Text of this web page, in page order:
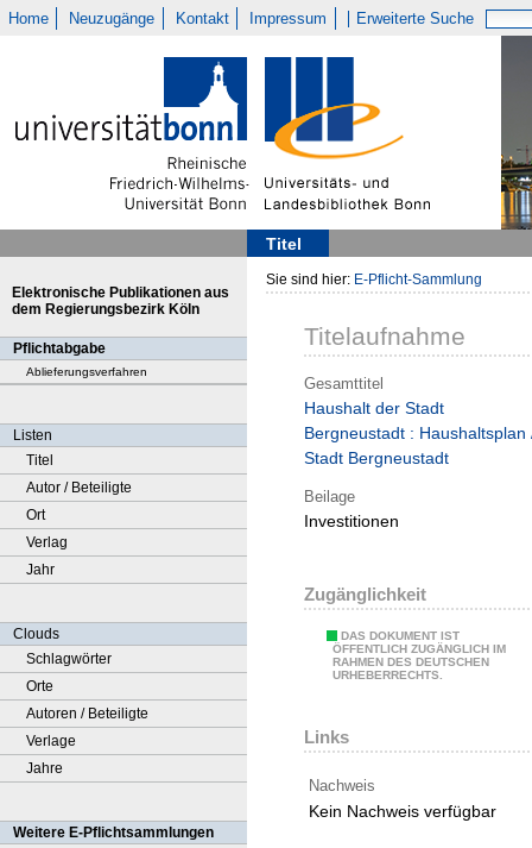
Home Neuzugänge Kontakt Impressum Erweiterte Suche
Titel
Elektronische Publikationen aus
dem Regierungsbezirk Köln
Pflichtabgabe
Ablieferungsverfahren
Listen
Titel
Autor / Beteiligte
Ort
Verlag
Jahr
Clouds
Schlagwörter
Orte
Autoren / Beteiligte
Verlage
Jahre
Weitere E-Pflichtsammlungen
Sie sind hier: E-Pflicht-Sammlung
Titelaufnahme
Gesamttitel
Haushalt der Stadt
Bergneustadt : Haushaltsplan
Stadt Bergneustadt
Beilage
Investitionen
Zugänglichkeit
DAS DOKUMENT IST
ÖFFENTLICH ZUGÄNGLICH IM
RAHMEN DES DEUTSCHEN
URHEBERRECHTS.
Links
Nachweis
Kein Nachweis verfügbar